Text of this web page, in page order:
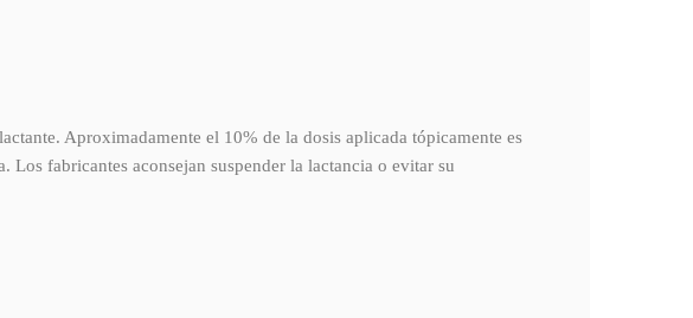
Aproximadamente el 10% de la dosis aplicada tópicamente es
Los fabricantes aconsejan suspender la lactancia o evitar su